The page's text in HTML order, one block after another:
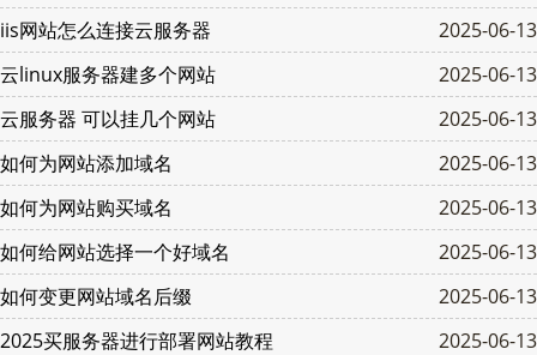
iis网站怎么连接云服务器
2025-06-13
云linux服务器建多个网站
2025-06-13
云服务器 可以挂几个网站
2025-06-13
如何为网站添加域名
2025-06-13
如何为网站购买域名
2025-06-13
如何给网站选择一个好域名
2025-06-13
如何变更网站域名后缀
2025-06-13
2025买服务器进行部署网站教程
2025-06-13